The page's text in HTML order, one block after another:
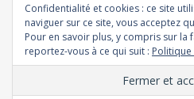
© 2018 - Rêves de
Thème Ashe
Confidentialité et cookies : ce site
naviguer sur ce site, vous acceptez
Pour en savoir plus, y compris sur
reportez-vous à ce qui suit :